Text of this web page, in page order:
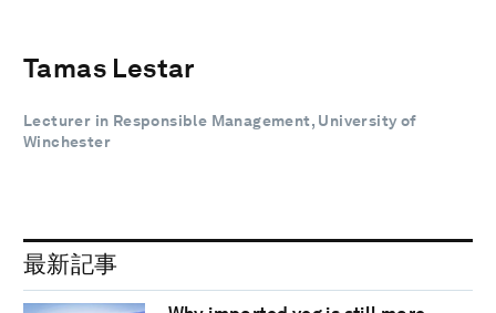
Tamas Lestar
Lecturer in Responsible Management, University of
Winchester
最新記事